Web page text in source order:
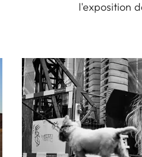
l'exposition